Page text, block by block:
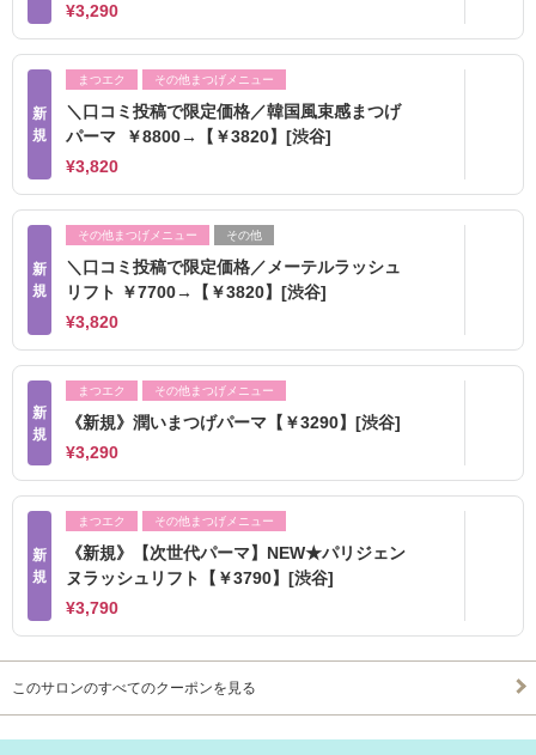
¥3,290
新
規
まつエク その他まつげメニュー
＼口コミ投稿で限定価格／韓国風束感まつげ
パーマ ￥8800→【￥3820】[渋谷]
¥3,820
新
規
その他まつげメニュー その他
＼口コミ投稿で限定価格／メーテルラッシュ
リフト ￥7700→【￥3820】[渋谷]
¥3,820
新
規
まつエク その他まつげメニュー
《新規》潤いまつげパーマ【￥3290】[渋谷]
¥3,290
新
規
まつエク その他まつげメニュー
《新規》【次世代パーマ】NEW★パリジェン
ヌラッシュリフト【￥3790】[渋谷]
¥3,790
このサロンのすべてのクーポンを見る